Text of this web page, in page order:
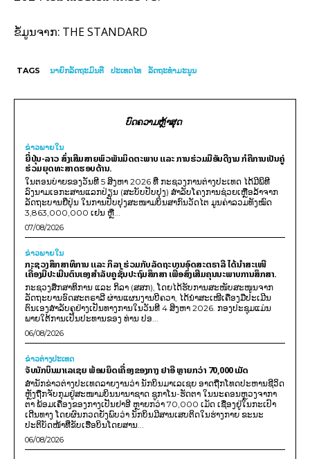
ຂໍ້ມູນຈາກ: THE STANDARD
TAGS ນາ​ຍົກ​ລັດ​ຖະ​ມົນ​ຕີ ປະເທດໄທ ລັດຖະທຳມະນູນ
ບົດຄວາມຫຼ້າສຸດ
ຂ່າວພາຍ​ໃນ
ຍີ່ປຸ່ນ-ລາວ ສົ່ງເສີມສາຍພົວພັນມິດຕະພາບ ແລະ ການຮ່ວມມືອັນດີງາມ ກໍຄືການເປັນຄູ່
ຮ່ວມຍຸດທະສາດຮອບດ້ານ.
ໃນຕອນບ່າຍຂອງວັນທີ 5 ສິງຫາ 2026 ທີ່ ກະຊວງການຕ່າງປະເທດ ໄດ້ມີພິທີ
ລົງນາມເອກະສານແລກປ່ຽນ (ສະບັບປັບປຸງ) ສໍາລັບໂຄງການຊ່ວຍເຫຼືອລ້າຈາກ
ລັດຖະບານຍີ່ປຸ່ນ ໃນການປັບປຸງສະໜາມບິນສາກົນວັດໄຕ ມູນຄ່າລວມທັງໝົດ
3,863,000,000 ເຢນ ຫຼື...
07/08/2026
ຂ່າວພາຍ​ໃນ
ກະຊວງສຶກສາທິການ ແລະ ກິລາ ຮ່ວມກັບລັດຖະບານອົດສະຕຣາລີ ໄດ້ນຳສະເໜີ
ເຄື່ອງມືປະເມີນຕົນເອງສຳລັບຄູຊັ້ນປະຖົມສຶກສາ ເພື່ອສົ່ງເສີມຄຸນນະພາບການສຶກສາ.
ກະຊວງສຶກສາທິການ ແລະ ກິລາ (ສສກ), ໂດຍໄດ້ຮັບການສະໜັບສະໜູນຈາກ
ລັດຖະບານອົດສະຕຣາລີ ຜ່ານແຜນງານບີຄວາ, ໄດ້ນຳສະເໜີເຄື່ອງມືປະເມີນ
ຕົນເອງສຳລັບຄູຢ່າງເປັນທາງການໃນວັນທີ 4 ສິງຫາ 2026. ກອງປະຊຸມແມ່ນ
ພາຍໃຕ້ການເປັນປະທານຂອງ ທ່ານ ປອ...
06/08/2026
ຂ່າວຕ່າງປະເທດ
ຈັບນັກບິນມາເລເຊຍ ພ້ອມຍຶດເຄື່ອງຂອງກາງ ຢາອີ ຫຼາຍກວ່າ 70,000 ເມັດ
ສຳນັກຂ່າວຕ່າງປະເທດລາຍງານວ່າ ນັກບິນມາເລເຊຍ ອາດຖືກໂທດປະຫານຊີວິດ
ຫຼັງຖືກຈັບກຸມຢູ່ສະໜາມບິນນານາຊາດ ຊູກາໂນ-ຮັດຕາ ໃນນະຄອນຫຼວງຈາກາ
ຕາ ພ້ອມເຄື່ອງຂອງກາງເປັນຢາອີ ຫຼາຍກວ່າ 70,000 ເມັດ ເຊື່ອງຢູ່ໃນກະເປົາ
ເດີນທາງ ໂດຍຜົນກວດຍັງພົບວ່າ ນັກບິນມີສານເສບຕິດໃນຮ່າງກາຍ ຂະນະ
ປະຕິບັດໜ້າທີ່ຂັບເຮືອບິນໂດຍສານ...
06/08/2026